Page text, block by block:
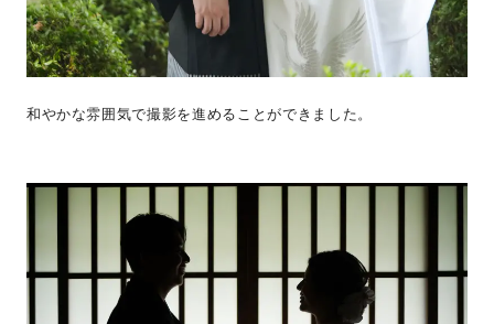
和やかな雰囲気で撮影を進めることができました。